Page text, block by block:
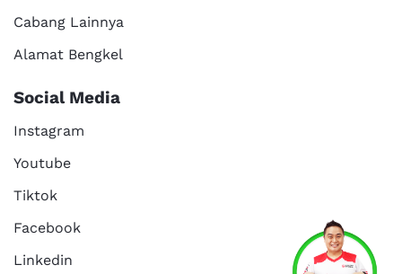
Cabang Lainnya
Alamat Bengkel
Social Media
Instagram
Youtube
Tiktok
Facebook
Linkedin